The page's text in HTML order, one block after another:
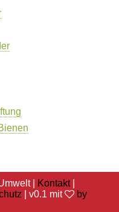
| Kontakt|
| v0.1 mit
by